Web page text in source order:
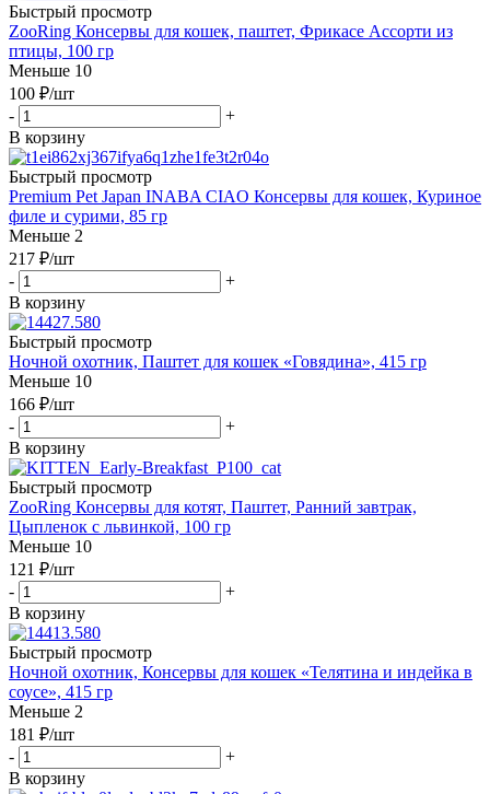
Быстрый просмотр
ZooRing Консервы для кошек, паштет, Фрикасе Ассорти из
птицы, 100 гр
Меньше 10
100 ₽/шт
-
+
В корзину
Быстрый просмотр
Premium Pet Japan INABA CIAO Консервы для кошек, Куриное
филе и сурими, 85 гр
Меньше 2
217 ₽/шт
-
+
В корзину
Быстрый просмотр
Ночной охотник, Паштет для кошек «Говядина», 415 гр
Меньше 10
166 ₽/шт
-
+
В корзину
Быстрый просмотр
ZooRing Консервы для котят, Паштет, Ранний завтрак,
Цыпленок с львинкой, 100 гр
Меньше 10
121 ₽/шт
-
+
В корзину
Быстрый просмотр
Ночной охотник, Консервы для кошек «Телятина и индейка в
соусе», 415 гр
Меньше 2
181 ₽/шт
-
+
В корзину